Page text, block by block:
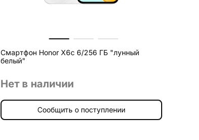
Смартфон Honor X6c 6/256 ГБ "лунный
белый"
Нет в наличии
Сообщить о поступлении